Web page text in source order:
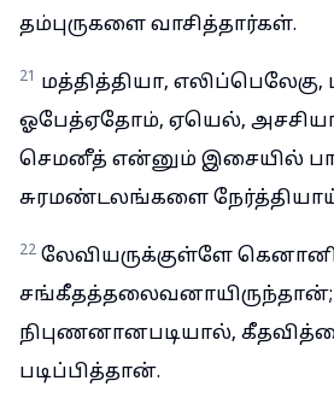
தம்புருகளை வாசித்தார்கள்.
21 மத்தித்தியா,
ஓபேத்ஏதோம், ஏயெல்,
செமனீத் என்னும் இசையில்
சுரமண்டலங்களை
22 லேவியருக்குள்ளே
நிபுணனானபடியால்,
படிப்பித்தான்.